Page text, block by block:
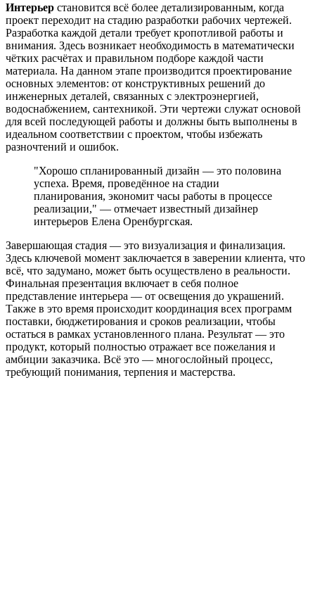
Интерьер становится всё более детализированным, когда
проект переходит на стадию разработки рабочих чертежей.
Разработка каждой детали требует кропотливой работы и
внимания. Здесь возникает необходимость в математически
чётких расчётах и правильном подборе каждой части
материала. На данном этапе производится проектирование
основных элементов: от конструктивных решений до
инженерных деталей, связанных с электроэнергией,
водоснабжением, сантехникой. Эти чертежи служат основой
для всей последующей работы и должны быть выполнены в
идеальном соответствии с проектом, чтобы избежать
разночтений и ошибок.
"Хорошо спланированный дизайн — это половина
успеха. Время, проведённое на стадии
планирования, экономит часы работы в процессе
реализации," — отмечает известный дизайнер
интерьеров Елена Оренбургская.
Завершающая стадия — это визуализация и финализация.
Здесь ключевой момент заключается в заверении клиента, что
всё, что задумано, может быть осуществлено в реальности.
Финальная презентация включает в себя полное
представление интерьера — от освещения до украшений.
Также в это время происходит координация всех программ
поставки, бюджетирования и сроков реализации, чтобы
остаться в рамках установленного плана. Результат — это
продукт, который полностью отражает все пожелания и
амбиции заказчика. Всё это — многослойный процесс,
требующий понимания, терпения и мастерства.